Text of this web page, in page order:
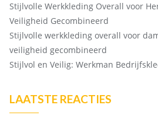
Stijlvolle Werkkleding Overall voor
Veiligheid Gecombineerd
Stijlvolle werkkleding overall voor
veiligheid gecombineerd
Stijlvol en Veilig: Werkman
LAATSTE REACTIES